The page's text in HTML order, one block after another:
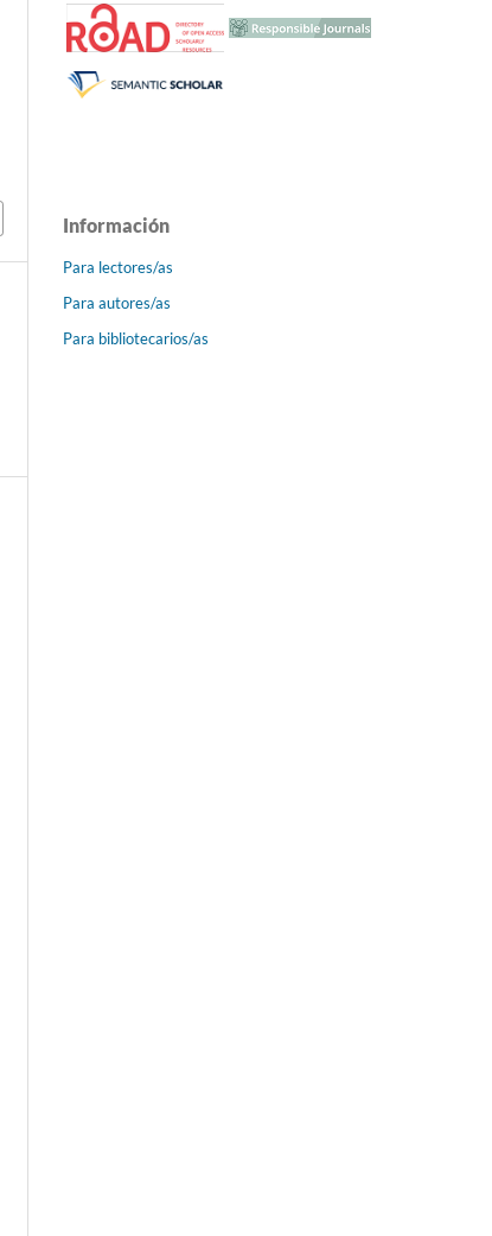
Información
Para lectores/as
Para autores/as
Para bibliotecarios/as